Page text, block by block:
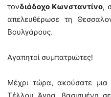
τονδιάδοχο Κωνσταντίνο,
απελευθέρωσε τη
Βουλγάρους.
Αγαπητοί συμπατριώτες!
Μέχρι τώρα, ακούσατε